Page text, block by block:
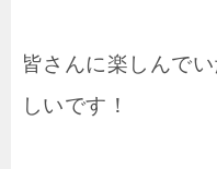
皆さんに楽しんで
しいです！